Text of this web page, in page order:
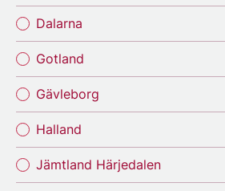
Dalarna
Gotland
Gävleborg
Halland
Jämtland Härjedalen